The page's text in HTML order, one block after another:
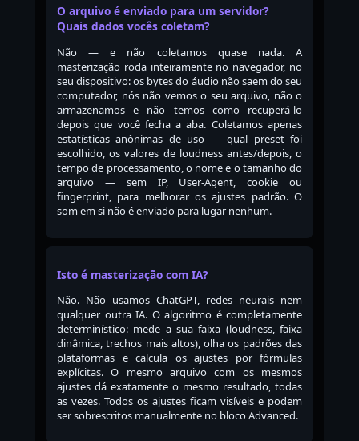
O arquivo é enviado para um servidor?
Quais dados vocês coletam?
Não — e não coletamos quase nada. A
masterização roda inteiramente no navegador, no
seu dispositivo: os bytes do áudio não saem do seu
computador, nós não vemos o seu arquivo, não o
armazenamos e não temos como recuperá-lo
depois que você fecha a aba. Coletamos apenas
estatísticas anônimas de uso — qual preset foi
escolhido, os valores de loudness antes/depois, o
tempo de processamento, o nome e o tamanho do
arquivo — sem IP, User-Agent, cookie ou
fingerprint, para melhorar os ajustes padrão. O
som em si não é enviado para lugar nenhum.
Isto é masterização com IA?
Não. Não usamos ChatGPT, redes neurais nem
qualquer outra IA. O algoritmo é completamente
determinístico: mede a sua faixa (loudness, faixa
dinâmica, trechos mais altos), olha os padrões das
plataformas e calcula os ajustes por fórmulas
explícitas. O mesmo arquivo com os mesmos
ajustes dá exatamente o mesmo resultado, todas
as vezes. Todos os ajustes ficam visíveis e podem
ser sobrescritos manualmente no bloco Advanced.